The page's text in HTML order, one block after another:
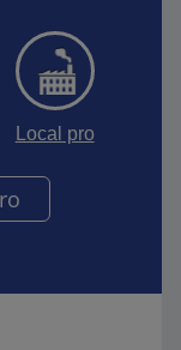
Local pro